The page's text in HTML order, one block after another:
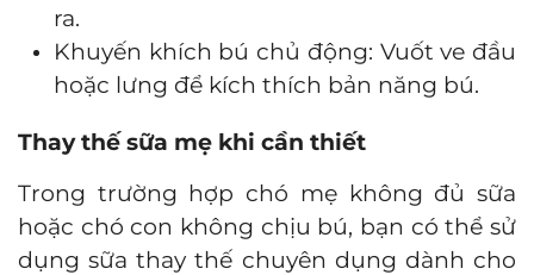
ra.
Khuyến khích bú chủ động: Vuốt ve đầu
hoặc lưng để kích thích bản năng bú.
Thay thế sữa mẹ khi cần thiết
Trong trường hợp chó mẹ không đủ sữa
hoặc chó con không chịu bú, bạn có thể sử
dụng sữa thay thế chuyên dụng dành cho